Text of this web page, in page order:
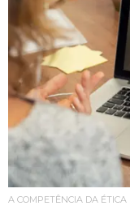
A COMPETÊNCIA DA ÉTICA